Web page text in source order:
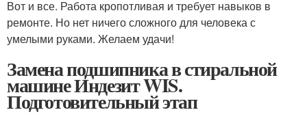
Вот и все. Работа кропотливая и требует навыков в
ремонте. Но нет ничего сложного для человека с
умелыми руками. Желаем удачи!
Замена подшипника в стиральной
машине Индезит WIS.
Подготовительный этап